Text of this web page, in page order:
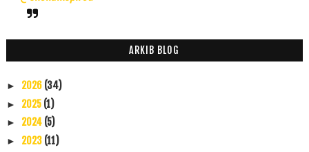
ARKIB BLOG
► 2026 (34)
► 2025 (1)
► 2024 (5)
► 2023 (11)